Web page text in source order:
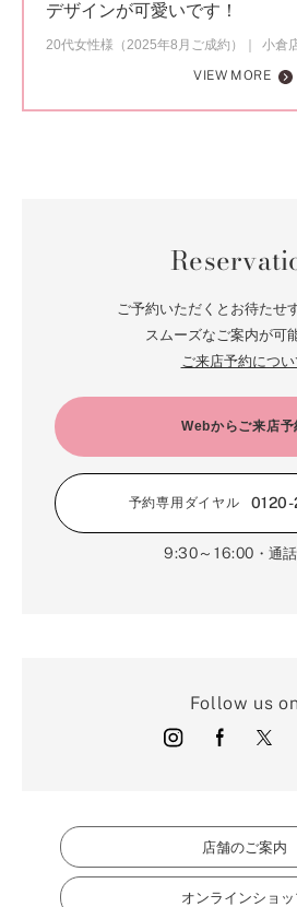
デザインが可愛いです！
20代女性様（2025年8月ご成約）
小倉
VIEW MORE
ご予約いただくとお待たせ
スムーズなご案内が可
ご来店予約につい
Webからご来店予
予約専用ダイヤル
9:30～16:00 ・通
Follow us on
店舗のご案内
オンラインショッ